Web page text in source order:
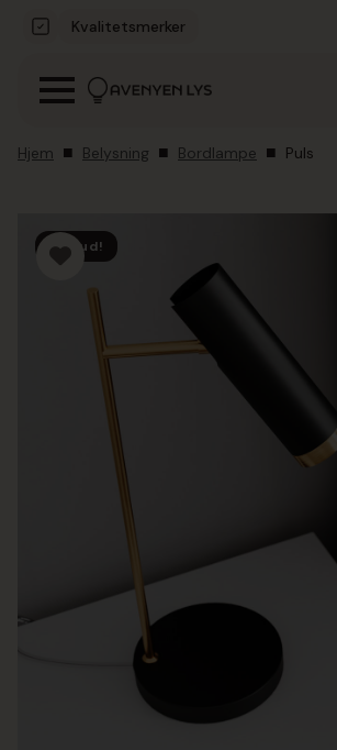
Kvalitetsmerker
Hjem Belysning Bordlampe Puls
Tilbud!